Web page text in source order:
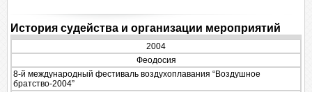
История судейства и организации мероприятий
2004
Феодосия
8-й международный фестиваль воздухоплавания “Воздушное
братство-2004”